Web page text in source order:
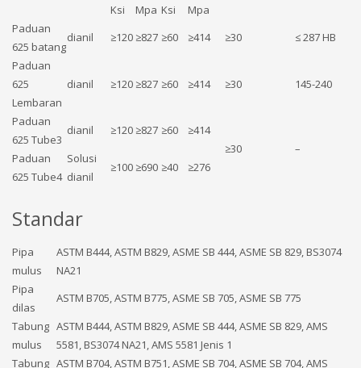
Ksi
Mpa Ksi
Mpa
Paduan
625 batang
dianil ≥120 ≥827 ≥60 ≥414 ≥30
≤ 287 HB
Paduan
625
Lembaran
dianil ≥120 ≥827 ≥60 ≥414 ≥30 145-240
Paduan
625 Tube3
dianil ≥120 ≥827 ≥60
≥414
≥30
–
Paduan
625 Tube4
Solusi
dianil
≥100 ≥690 ≥40 ≥276
Standar
Pipa
mulus
ASTM B444, ASTM B829, ASME SB 444, ASME SB 829, BS3074
NA21
Pipa
dilas
ASTM B705, ASTM B775, ASME SB 705, ASME SB 775
Tabung
mulus
ASTM B444, ASTM B829, ASME SB 444, ASME SB 829, AMS
5581, BS3074 NA21, AMS 5581 Jenis 1
Tabung ASTM B704, ASTM B751, ASME SB 704, ASME SB 704, AMS